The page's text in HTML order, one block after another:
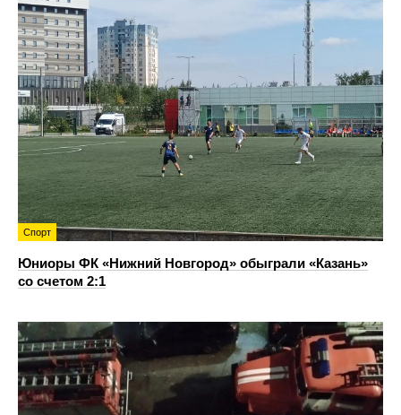
Спорт
Юниоры ФК «Нижний Новгород» обыграли «Казань»
со счетом 2:1